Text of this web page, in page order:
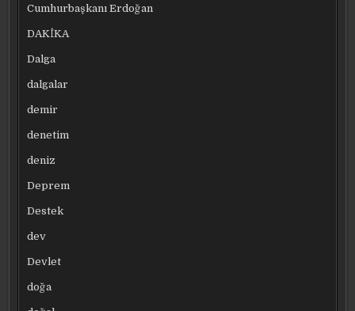
Cumhurbaşkanı Erdoğan
DAKİKA
Dalga
dalgalar
demir
denetim
deniz
Deprem
Destek
dev
Devlet
doğa